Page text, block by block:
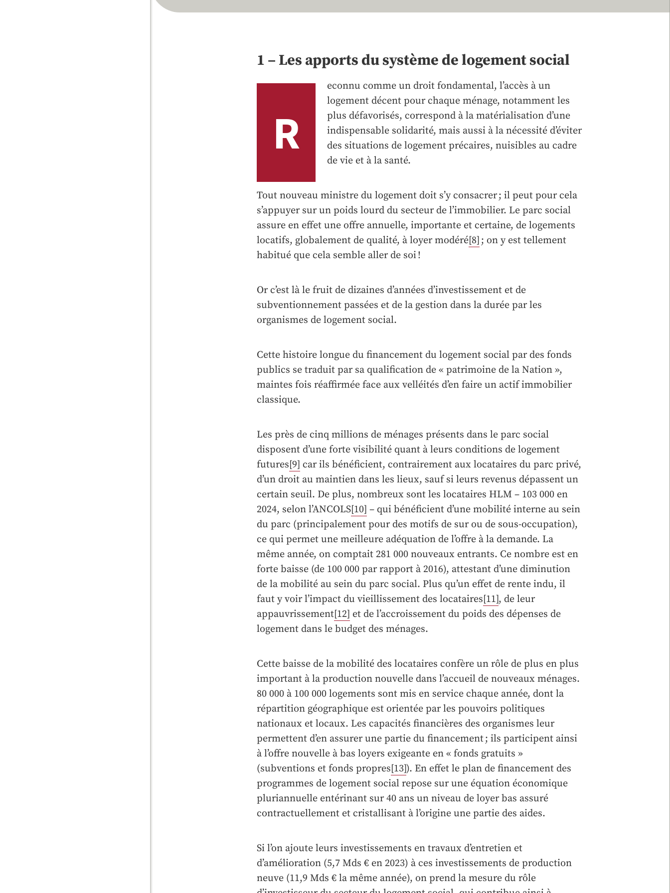
1 – Les apports du système de logement social
R
econnu comme un droit fondamental, l’accès à un
logement décent pour chaque ménage, notamment les
plus défavorisés, correspond à la matérialisation d’une
indispensable solidarité, mais aussi à la nécessité d’éviter
des situations de logement précaires, nuisibles au cadre
de vie et à la santé.
Tout nouveau ministre du logement doit s’y consacrer ; il peut pour cela
s’appuyer sur un poids lourd du secteur de l’immobilier. Le parc social
assure en effet une offre annuelle, importante et certaine, de logements
locatifs, globalement de qualité, à loyer modéré[8] ; on y est tellement
habitué que cela semble aller de soi !
Or c’est là le fruit de dizaines d’années d’investissement et de
subventionnement passées et de la gestion dans la durée par les
organismes de logement social.
Cette histoire longue du financement du logement social par des fonds
publics se traduit par sa qualification de « patrimoine de la Nation »,
maintes fois réaffirmée face aux velléités d’en faire un actif immobilier
classique.
Les près de cinq millions de ménages présents dans le parc social
disposent d’une forte visibilité quant à leurs conditions de logement
futures[9] car ils bénéficient, contrairement aux locataires du parc privé,
d’un droit au maintien dans les lieux, sauf si leurs revenus dépassent un
certain seuil. De plus, nombreux sont les locataires HLM – 103 000 en
2024, selon l’ANCOLS[10] – qui bénéficient d’une mobilité interne au sein
du parc (principalement pour des motifs de sur ou de sous-occupation),
ce qui permet une meilleure adéquation de l’offre à la demande. La
même année, on comptait 281 000 nouveaux entrants. Ce nombre est en
forte baisse (de 100 000 par rapport à 2016), attestant d’une diminution
de la mobilité au sein du parc social. Plus qu’un effet de rente indu, il
faut y voir l’impact du vieillissement des locataires[11], de leur
appauvrissement[12] et de l’accroissement du poids des dépenses de
logement dans le budget des ménages.
Cette baisse de la mobilité des locataires confère un rôle de plus en plus
important à la production nouvelle dans l’accueil de nouveaux ménages.
80 000 à 100 000 logements sont mis en service chaque année, dont la
répartition géographique est orientée par les pouvoirs politiques
nationaux et locaux. Les capacités financières des organismes leur
permettent d’en assurer une partie du financement ; ils participent ainsi
à l’offre nouvelle à bas loyers exigeante en « fonds gratuits »
(subventions et fonds propres[13]). En effet le plan de financement des
programmes de logement social repose sur une équation économique
pluriannuelle entérinant sur 40 ans un niveau de loyer bas assuré
contractuellement et cristallisant à l’origine une partie des aides.
Si l’on ajoute leurs investissements en travaux d’entretien et
d’amélioration (5,7 Mds € en 2023) à ces investissements de production
neuve (11,9 Mds € la même année), on prend la mesure du rôle